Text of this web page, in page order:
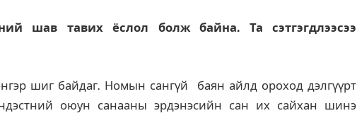
шав тавих ёслол болж байна. Та сэтгэгдлээсээ
шиг байдаг. Номын сангүй баян айлд ороход дэлгүүрт
оюун санааны эрдэнэсийн сан их сайхан шинэ